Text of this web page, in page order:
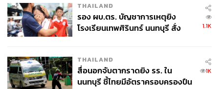
THAILAND
รอง ผบ.ตร. บัญชาการเหตุยิง
โรงเรียนเทพศิรินทร์ นนทบุรี สั่ง
1.1K
THAILAND
สื่อนอกจับตากราดยิง รร. ใน
นนทบุรี ชี้ไทยมีอัตราครอบครองปืน
1K